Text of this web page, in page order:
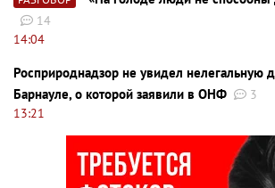
14
14:04
Росприроднадзор не увидел нелегальную
Барнауле, о которой заявили в ОНФ
3
13:21